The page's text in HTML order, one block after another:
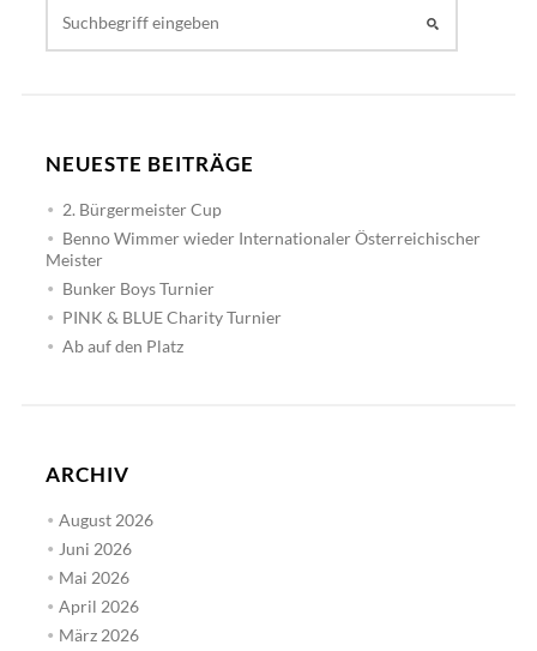
NEUESTE BEITRÄGE
2. Bürgermeister Cup
Benno Wimmer wieder Internationaler Österreichischer
Meister
Bunker Boys Turnier
PINK & BLUE Charity Turnier
Ab auf den Platz
ARCHIV
August 2026
Juni 2026
Mai 2026
April 2026
März 2026